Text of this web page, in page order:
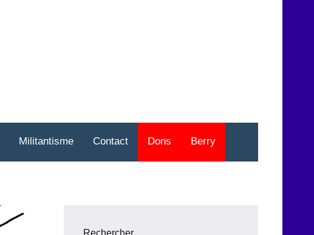
Militantisme Contact Dons Berry
Rechercher